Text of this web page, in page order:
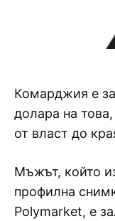
Комарджия е
долара на
от власт до
Мъжът, който
профилна
Polymarket, е